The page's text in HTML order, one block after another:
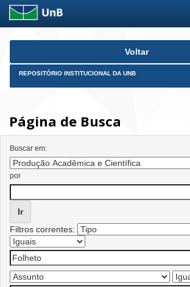
Skip
Voltar
REPOSITÓRIO INSTITUCIONAL DA UNB
Página de Busca
Buscar em:
por
Filtros correntes: